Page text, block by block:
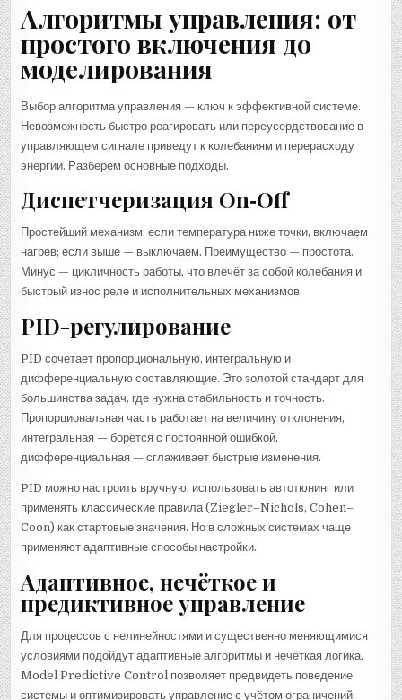
Алгоритмы управления: от
простого включения до
моделирования
Выбор алгоритма управления — ключ к эффективной системе.
Невозможность быстро реагировать или переусердствование в
управляющем сигнале приведут к колебаниям и перерасходу
энергии. Разберём основные подходы.
Диспетчеризация On‑Off
Простейший механизм: если температура ниже точки, включаем
нагрев; если выше — выключаем. Преимущество — простота.
Минус — цикличность работы, что влечёт за собой колебания и
быстрый износ реле и исполнительных механизмов.
PID-регулирование
PID сочетает пропорциональную, интегральную и
дифференциальную составляющие. Это золотой стандарт для
большинства задач, где нужна стабильность и точность.
Пропорциональная часть работает на величину отклонения,
интегральная — борется с постоянной ошибкой,
дифференциальная — сглаживает быстрые изменения.
PID можно настроить вручную, использовать автотюнинг или
применять классические правила (Ziegler–Nichols, Cohen–
Coon) как стартовые значения. Но в сложных системах чаще
применяют адаптивные способы настройки.
Адаптивное, нечёткое и
предиктивное управление
Для процессов с нелинейностями и существенно меняющимися
условиями подойдут адаптивные алгоритмы и нечёткая логика.
Model Predictive Control позволяет предвидеть поведение
системы и оптимизировать управление с учётом ограничений,